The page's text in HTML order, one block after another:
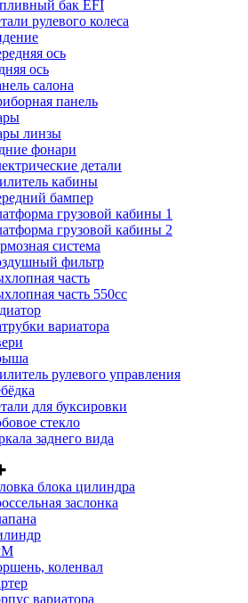
бак EFI
рулевого колеса
ось
ось
салона
панель
линзы
фонари
детали
кабины
бампер
грузовой кабины 1
грузовой кабины 2
система
фильтр
часть
часть 550cc
вариатора
рулевого управления
для буксировки
стекло
заднего вида
блока цилиндра
заслонка
коленвал
вариатора